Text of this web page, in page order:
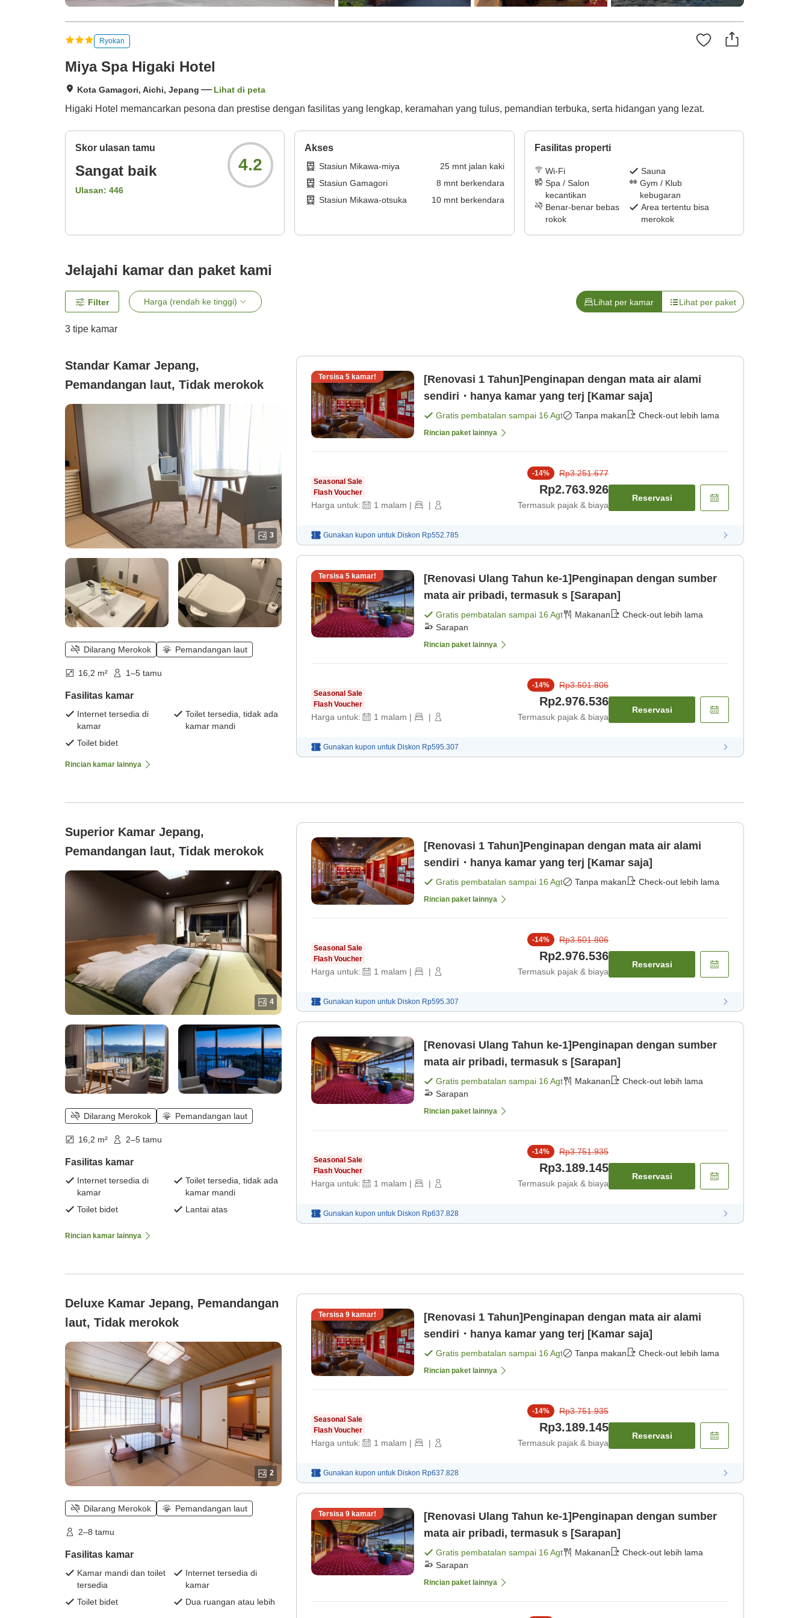
Ryokan
Miya Spa Higaki Hotel
Kota Gamagori, Aichi, Jepang Lihat di peta
Higaki Hotel memancarkan pesona dan prestise dengan fasilitas yang lengkap, keramahan yang tulus, pemandian terbuka, serta hidangan yang lezat.
Skor ulasan tamu
Sangat baik
Ulasan: 446
4.2
Akses
Stasiun Mikawa-miya 25mnt jalan kaki
Stasiun Gamagori
8 mnt berkendara
Stasiun Mikawa-otsuka
10mnt berkendara
Fasilitas properti
Wi-Fi
Sauna
Spa / Salon
kecantikan
Gym / Klub
kebugaran
Benar-benar bebas
rokok
Area tertentu bisa
merokok
Jelajahi kamar dan paket kami
Filter Harga (rendah ke tinggi) Lihat per kamar Lihat per paket
3 tipe kamar
Standar Kamar Jepang,
Pemandangan laut, Tidak merokok
3
Dilarang Merokok Pemandangan laut
16,2 m² 1–5 tamu
Fasilitas kamar
Internet tersedia di
kamar
Toilet tersedia, tidak ada
kamar mandi
Toilet bidet
Rincian kamar lainnya
Tersisa 5 kamar!
[Renovasi 1 Tahun]Penginapan dengan mata air alami
sendiri・hanya kamar yang terj [Kamar saja]
Gratis pembatalan sampai 16 Agt Tanpa makan Check-out lebih lama
Rincian paket lainnya
Seasonal Sale
Flash Voucher
Harga untuk: 1 malam | |
-14% Rp3.251.677
Rp2.763.926
Termasuk pajak & biaya
Reservasi
Gunakan kupon untuk Diskon Rp552.785
Tersisa 5 kamar!
[Renovasi Ulang Tahun ke-1]Penginapan dengan sumber
mata air pribadi, termasuk s [Sarapan]
Gratis pembatalan sampai 16 Agt Makanan
Check-out lebih lama
Sarapan
Rincian paket lainnya
Seasonal Sale
Flash Voucher
Harga untuk: 1 malam | |
-14% Rp3.501.806
Rp2.976.536
Termasuk pajak & biaya
Reservasi
Gunakan kupon untuk Diskon Rp595.307
Superior Kamar Jepang,
Pemandangan laut, Tidak merokok
4
Dilarang Merokok Pemandangan laut
16,2 m² 2–5 tamu
Fasilitas kamar
Internet tersedia di
kamar
Toilet tersedia, tidak ada
kamar mandi
Toilet bidet
Lantai atas
Rincian kamar lainnya
[Renovasi 1 Tahun]Penginapan dengan mata air alami
sendiri・hanya kamar yang terj [Kamar saja]
Gratis pembatalan sampai 16 Agt Tanpa makan Check-out lebih lama
Rincian paket lainnya
Seasonal Sale
Flash Voucher
Harga untuk: 1 malam | |
-14% Rp3.501.806
Rp2.976.536
Termasuk pajak & biaya
Reservasi
Gunakan kupon untuk Diskon Rp595.307
[Renovasi Ulang Tahun ke-1]Penginapan dengan sumber
mata air pribadi, termasuk s [Sarapan]
Gratis pembatalan sampai 16 Agt Makanan
Check-out lebih lama
Sarapan
Rincian paket lainnya
Seasonal Sale
Flash Voucher
Harga untuk: 1 malam | |
-14% Rp3.751.935
Rp3.189.145
Termasuk pajak & biaya
Reservasi
Gunakan kupon untuk Diskon Rp637.828
Deluxe Kamar Jepang, Pemandangan
laut, Tidak merokok
2
Dilarang Merokok Pemandangan laut
2–8 tamu
Fasilitas kamar
Kamar mandi dan toilet
tersedia
Internet tersedia di
kamar
Toilet bidet
Dua ruangan atau lebih
Tersisa 9 kamar!
[Renovasi 1 Tahun]Penginapan dengan mata air alami
sendiri・hanya kamar yang terj [Kamar saja]
Gratis pembatalan sampai 16 Agt Tanpa makan Check-out lebih lama
Rincian paket lainnya
Seasonal Sale
Flash Voucher
Harga untuk: 1 malam | |
-14% Rp3.751.935
Rp3.189.145
Termasuk pajak & biaya
Reservasi
Gunakan kupon untuk Diskon Rp637.828
Tersisa 9 kamar!
[Renovasi Ulang Tahun ke-1]Penginapan dengan sumber
mata air pribadi, termasuk s [Sarapan]
Gratis pembatalan sampai 16 Agt Makanan
Check-out lebih lama
Sarapan
Rincian paket lainnya